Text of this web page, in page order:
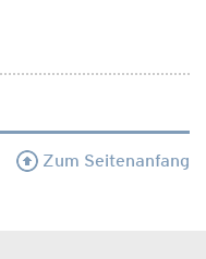
Zum Seitenanfang